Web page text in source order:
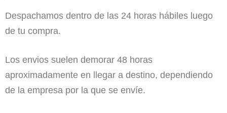
Despachamos dentro de las 24 horas hábiles luego
de tu compra.
Los envios suelen demorar 48 horas
aproximadamente en llegar a destino, dependiendo
de la empresa por la que se envíe.